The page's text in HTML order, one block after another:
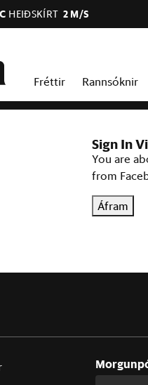
HEIÐSKÍRT 2 M/S
Fréttir Rannsóknir
Sign In
You are
from
Áfram